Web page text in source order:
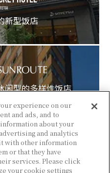
新型饭店
闲型的多样性饭店
CO., LTD.
experience on our
and ads, and to
about your
and analytics
with other information
or that they have
services. Please click
your cookie settings